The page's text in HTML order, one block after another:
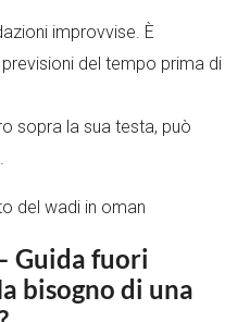
improvvise. È
del tempo prima di
sopra la sua testa, può
Guida fuori
bisogno di una